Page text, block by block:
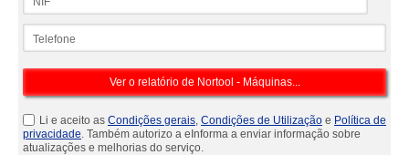
Li e aceito as Condições gerais, Condições de Utilização e Política de
privacidade. Também autorizo a eInforma a enviar informação sobre
atualizações e melhorias do serviço.